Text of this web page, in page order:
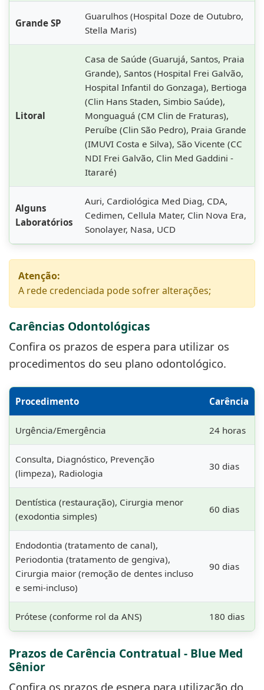
Grande SP
Guarulhos (Hospital Doze de Outubro,
Stella Maris)
Litoral
Casa de Saúde (Guarujá, Santos, Praia
Grande), Santos (Hospital Frei Galvão,
Hospital Infantil do Gonzaga), Bertioga
(Clin Hans Staden, Simbio Saúde),
Monguaguá (CM Clin de Fraturas),
Peruíbe (Clin São Pedro), Praia Grande
(IMUVI Costa e Silva), São Vicente (CC
NDI Frei Galvão, Clin Med Gaddini -
Itararé)
Alguns
Laboratórios
Auri, Cardiológica Med Diag, CDA,
Cedimen, Cellula Mater, Clin Nova Era,
Sonolayer, Nasa, UCD
Atenção:
A rede credenciada pode sofrer alterações;
Carências Odontológicas
Confira os prazos de espera para utilizar os
procedimentos do seu plano odontológico.
Procedimento Carência
Urgência/Emergência 24 horas
Consulta, Diagnóstico, Prevenção
(limpeza), Radiologia
30 dias
Dentística (restauração), Cirurgia menor
(exodontia simples)
60 dias
Endodontia (tratamento de canal),
Periodontia (tratamento de gengiva),
Cirurgia maior (remoção de dentes incluso
e semi-incluso)
90 dias
Prótese (conforme rol da ANS) 180 dias
Prazos de Carência Contratual - Blue Med
Sênior
Confira os prazos de espera para utilização do